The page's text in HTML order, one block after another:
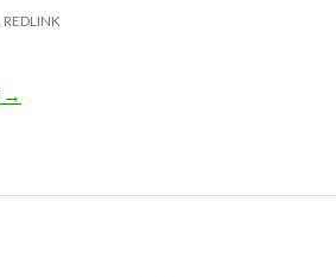
REDLINK
Le cabinet Redlink développe son offre
→